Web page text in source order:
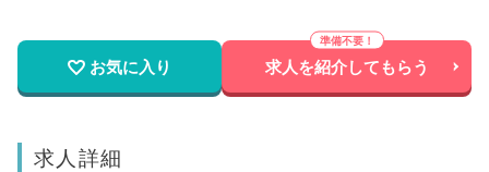
お気に入り 求人を紹介してもらう
求人詳細